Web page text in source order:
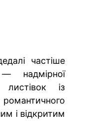
частіше
— надмірної
листівок із
і відкритим